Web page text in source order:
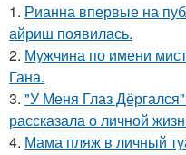
1. Рианна впервые на
айриш появилась.
2. Мужчина по имени
Гана.
3. "У Меня Глаз
рассказала о личной
4. Мама пляж в личный